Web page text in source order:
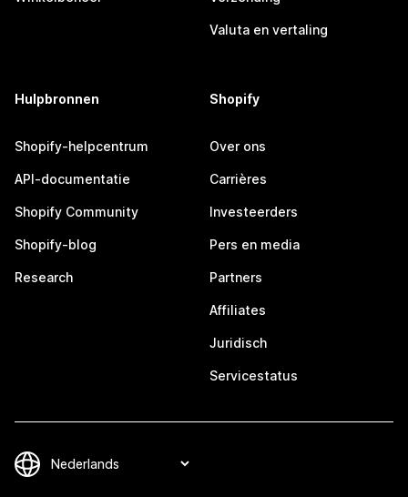
Valuta en vertaling
Hulpbronnen
Shopify-helpcentrum
API-documentatie
Shopify Community
Shopify-blog
Research
Shopify
Over ons
Carrières
Investeerders
Pers en media
Partners
Affiliates
Juridisch
Servicestatus